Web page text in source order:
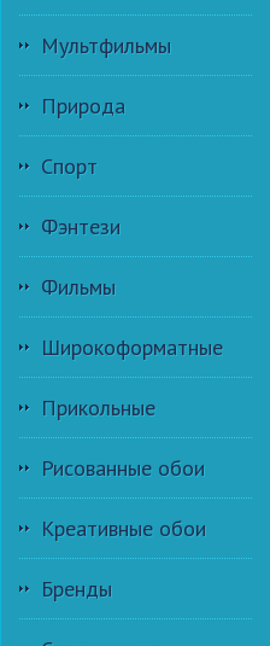
Мультфильмы
Природа
Спорт
Фэнтези
Фильмы
Широкоформатные
Прикольные
Рисованные обои
Креативные обои
Бренды